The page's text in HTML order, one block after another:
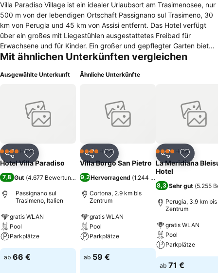
Villa Paradiso Village ist ein idealer Urlaubsort am Trasimenosee, nur
500 m von der lebendigen Ortschaft Passignano sul Trasimeno, 30
km von Perugia und 45 km von Assisi entfernt. Das Hotel verfügt
über ein großes mit Liegestühlen ausgestattetes Freibad für
Erwachsene und für Kinder. Ein großer und gepflegter Garten bietet
Erholung und Entspannung. Den kleinen Gästen steht ein Spielplatz
zur Verfügung. Günstig liegt der Parkplatz. Einladend raffiniert und
der Eingangshalle zur Verfügung.
Mit ähnlichen Unterkünften vergleichen
Ausgewählte Unterkunft
Teilen Zu Favoriten hinzufügen
4 SterneHotel
Hotel Villa Paradiso
7,8 Gut (4.677 Bewertungen)
Passignano sul
Trasimeno, Italien
gratis WLAN
Pool
Parkplätze
ab 66 €
Ähnliche Unterkünfte
Teilen Zu Favoriten hinzufügen
4 SterneHotel
Villa Borgo San Pietro
9,2Hervorragend (1.244 Bewertungen
Cortona, 2.9 km bis
Zentrum
gratis WLAN
Pool
Parkplätze
ab 59 €
Teilen Zu
4 SterneHotel
La Meridiana
Hotel
8,3 Sehr gut (5.255
Perugia, 3.9 km bis
Zentrum
gratis WLAN
Pool
Parkplätze
ab 71 €